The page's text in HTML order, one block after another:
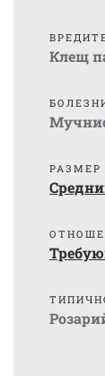
Клещ
РАЗМЕР